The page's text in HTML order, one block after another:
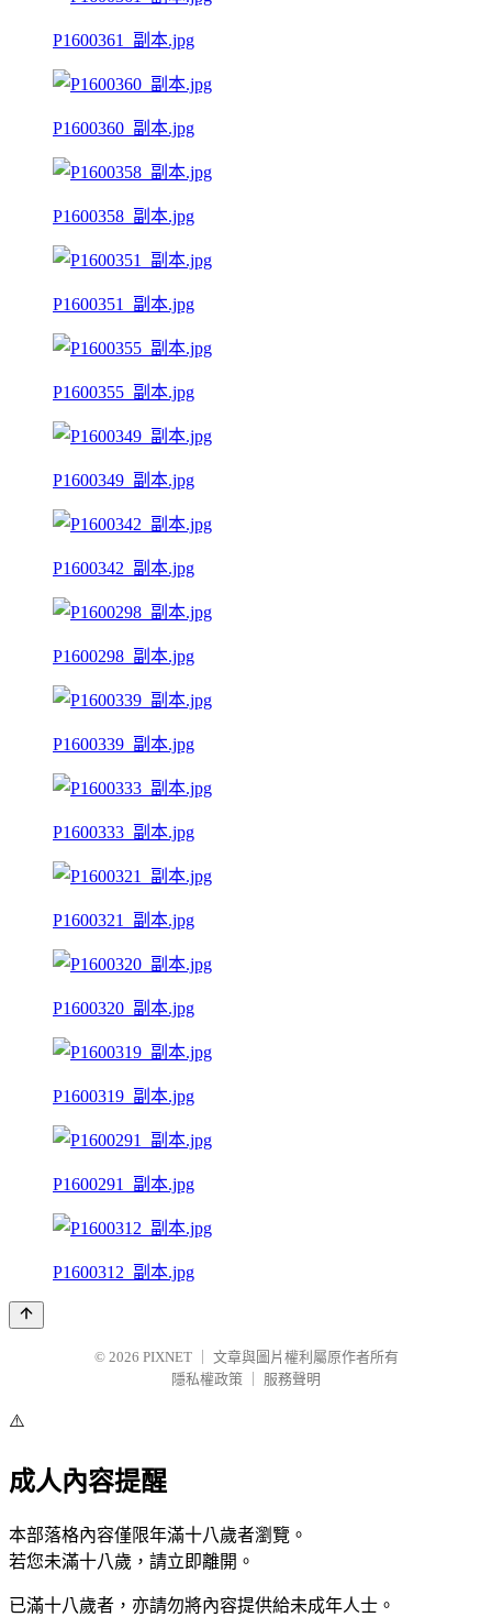
P1600361_副本.jpg
P1600360_副本.jpg
P1600358_副本.jpg
P1600351_副本.jpg
P1600355_副本.jpg
P1600349_副本.jpg
P1600342_副本.jpg
P1600298_副本.jpg
P1600339_副本.jpg
P1600333_副本.jpg
P1600321_副本.jpg
P1600320_副本.jpg
P1600319_副本.jpg
P1600291_副本.jpg
P1600312_副本.jpg
© 2026 PIXNET
文章與圖片權利屬原作者所有
隱私權政策
服務聲明
⚠️
成人內容提醒
本部落格內容僅限年滿十八歲者瀏覽。
若您未滿十八歲，請立即離開。
已滿十八歲者，亦請勿將內容提供給未成年人士。